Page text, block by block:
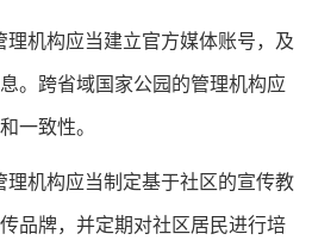
理机构应当建立官方媒体账号，及
。跨省域国家公园的管理机构应
一致性。
机构应当制定基于社区的宣传教
品牌，并定期对社区居民进行培